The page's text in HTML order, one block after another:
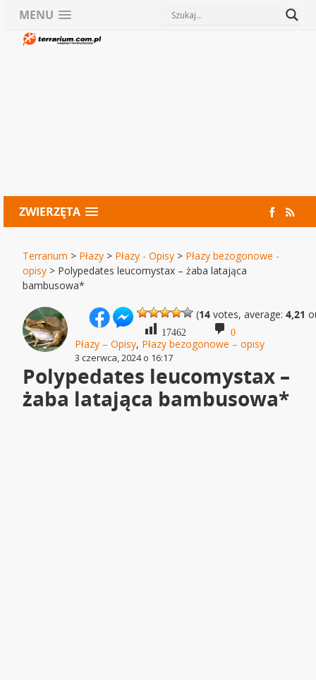
MENU
ZWIERZĘTA
Terrarium > Płazy > Płazy - Opisy > Płazy bezogonowe -
opisy > Polypedates leucomystax – żaba latająca
bambusowa*
(14 votes, average:4,21
17462 0
Płazy – Opisy, Płazy bezogonowe – opisy
3 czerwca, 2024 o 16:17
Polypedates leucomystax –
żaba latająca bambusowa*